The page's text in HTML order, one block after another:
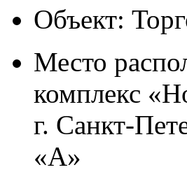
Объект:
Место
комплекс
г. Санкт-
«А»